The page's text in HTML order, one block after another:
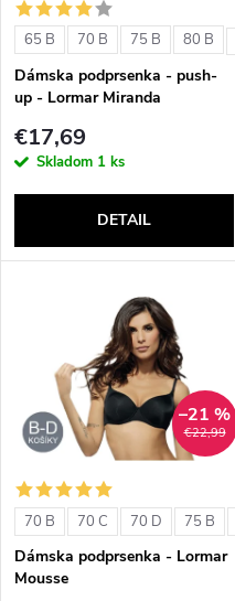
e
p
r
d
t
o
v
s
p
r
o
d
t
o
v
65 B 70 B 75 B 80 B
Dámska podprsenka - push-
up - Lormar Miranda
€17,69
Skladom 1 ks
DETAIL
€22,99
–21 %
70 B 70 C 70 D 75 B
Dámska podprsenka - Lormar
Mousse